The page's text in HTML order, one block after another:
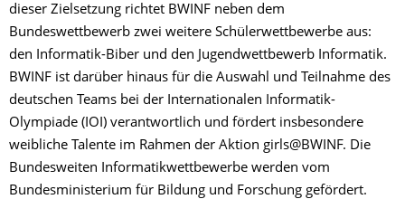
dieser Zielsetzung richtet BWINF neben dem
Bundeswettbewerb zwei weitere Schülerwettbewerbe aus:
den Informatik-Biber und den Jugendwettbewerb Informatik.
BWINF ist darüber hinaus für die Auswahl und Teilnahme des
deutschen Teams bei der Internationalen Informatik-
Olympiade (IOI) verantwortlich und fördert insbesondere
weibliche Talente im Rahmen der Aktion girls@BWINF. Die
Bundesweiten Informatikwettbewerbe werden vom
Bundesministerium für Bildung und Forschung gefördert.